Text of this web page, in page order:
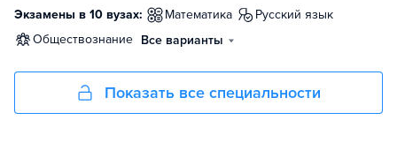
Экзамены в 10 вузах: математика
русский язык
обществознание Все варианты
Показать все специальности